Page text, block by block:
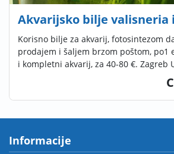
Akvarijsko bilje valisneria
Korisno bilje za akvarij, fotosintezom
prodajem i šaljem brzom poštom, po1
i kompletni akvarij, za 40-80 €. Zagreb
Informacije